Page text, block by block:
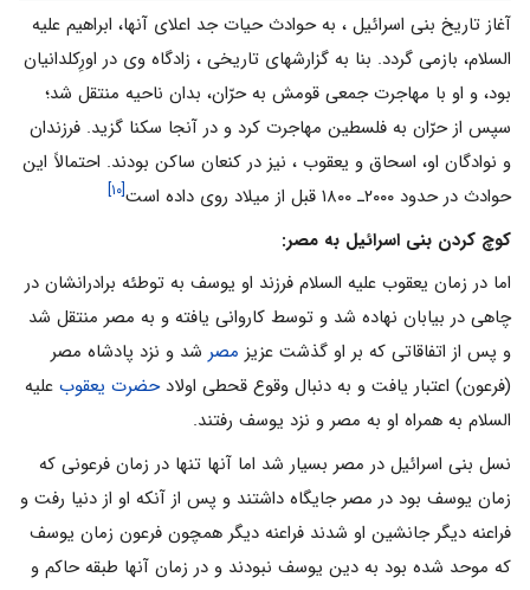
آغاز تاریخ بنی اسرائیل ، به حوادث حیات جد اعلای آنها، ابراهیم علیه
السلام، بازمی گردد. بنا به گزارشهای تاریخی ، زادگاه وی در اورِکلدانیان
بود، و او با مهاجرت جمعی قومش به حرّان، بدان ناحیه منتقل شد؛
سپس از حرّان به فلسطین مهاجرت کرد و در آنجا سکنا گزید. فرزندان
و نوادگان او، اسحاق و یعقوب ، نیز در کنعان ساکن بودند. احتمالاً این
حوادث در حدود ۲۰۰۰ـ ۱۸۰۰ قبل از میلاد روی داده است
[۱۰]
کوچ کردن بنی اسرائیل به مصر:
اما در زمان یعقوب علیه السلام فرزند او یوسف به توطئه برادرانشان در
چاهی در بیابان نهاده شد و توسط کاروانی یافته و به مصر منتقل شد
و پس از اتفاقاتی که بر او گذشت عزیز مصر شد و نزد پادشاه مصر
(فرعون) اعتبار یافت و به دنبال وقوع قحطی اولادحضرت یعقوب علیه
السلام به همراه او به مصر و نزد یوسف رفتند.
نسل بنی اسرائیل در مصر بسیار شد اما آنها تنها در زمان فرعونی که
زمان یوسف بود در مصر جایگاه داشتند و پس از آنکه او از دنیا رفت و
فراعنه دیگر جانشین او شدند فراعنه دیگر همچون فرعون زمان یوسف
که موحد شده بود به دین یوسف نبودند و در زمان آنها طبقه حاکم و